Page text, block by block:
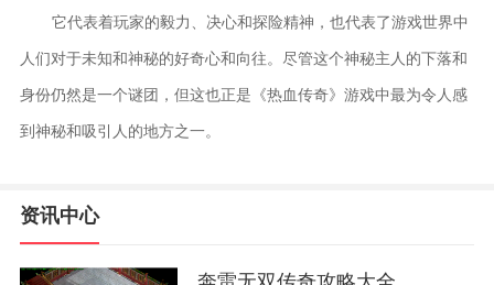
它代表着玩家的毅力、决心和探险精神，也代表了游戏世界中
人们对于未知和神秘的好奇心和向往。尽管这个神秘主人的下落和
身份仍然是一个谜团，但这也正是《热血传奇》游戏中最为令人感
到神秘和吸引人的地方之一。
资讯中心